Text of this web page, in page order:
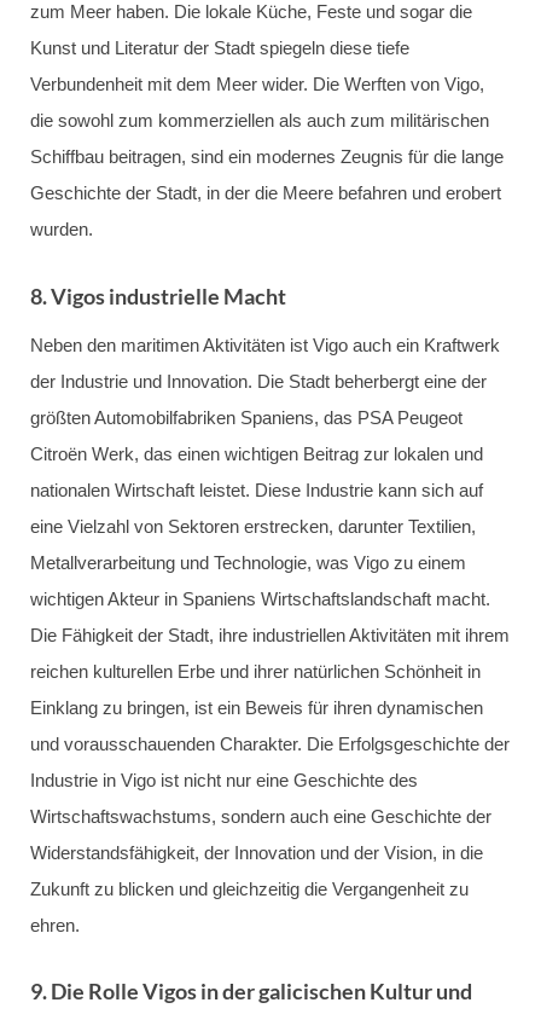
zum Meer haben. Die lokale Küche, Feste und sogar die
Kunst und Literatur der Stadt spiegeln diese tiefe
Verbundenheit mit dem Meer wider. Die Werften von Vigo,
die sowohl zum kommerziellen als auch zum militärischen
Schiffbau beitragen, sind ein modernes Zeugnis für die lange
Geschichte der Stadt, in der die Meere befahren und erobert
wurden.
8.Vigos industrielle Macht
Neben den maritimen Aktivitäten ist Vigo auch ein Kraftwerk
der Industrie und Innovation. Die Stadt beherbergt eine der
größten Automobilfabriken Spaniens, das PSA Peugeot
Citroën Werk, das einen wichtigen Beitrag zur lokalen und
nationalen Wirtschaft leistet. Diese Industrie kann sich auf
eine Vielzahl von Sektoren erstrecken, darunter Textilien,
Metallverarbeitung und Technologie, was Vigo zu einem
wichtigen Akteur in Spaniens Wirtschaftslandschaft macht.
Die Fähigkeit der Stadt, ihre industriellen Aktivitäten mit ihrem
reichen kulturellen Erbe und ihrer natürlichen Schönheit in
Einklang zu bringen, ist ein Beweis für ihren dynamischen
und vorausschauenden Charakter. Die Erfolgsgeschichte der
Industrie in Vigo ist nicht nur eine Geschichte des
Wirtschaftswachstums, sondern auch eine Geschichte der
Widerstandsfähigkeit, der Innovation und der Vision, in die
Zukunft zu blicken und gleichzeitig die Vergangenheit zu
ehren.
9.Die Rolle Vigos in der galicischen Kultur und